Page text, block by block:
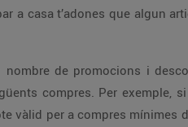
a casa t’adones que algun
de promocions i
compres. Per exemple,
vàlid per a compres mínimes